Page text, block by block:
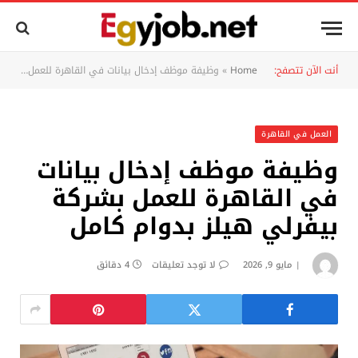
أنت الآن تتصفح: Home
» وظيفة موظف إدخال بيانات في القاهرة للعمل بشركة بيفرلي هيلز بدوام كامل
العمل في القاهرة
وظيفة موظف إدخال بيانات
في القاهرة للعمل بشركة
بيفرلي هيلز بدوام كامل
مايو 9, 2026 لا توجد تعليقات 4 دقائق